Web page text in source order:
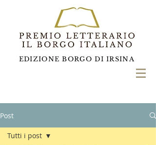
EDIZIONE BORGO DI IRSINA
Post
Tutti i post